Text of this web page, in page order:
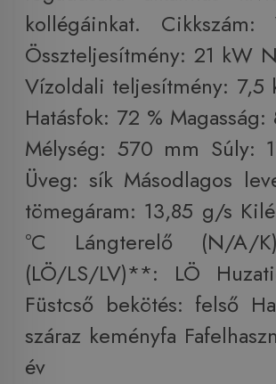
kollégáinkat.
Összteljesítmény: 21 kW
Vízoldali teljesítmény: 7,5
Hatásfok: 72 %
Mélység: 570 mm Súly:
Üveg: sík Másodlagos
tömegáram: 13,85 g/s
°C Lángterelő (N/A/
(LÖ/LS/LV)**: LÖ
Füstcső bekötés: felső
száraz keményfa
év